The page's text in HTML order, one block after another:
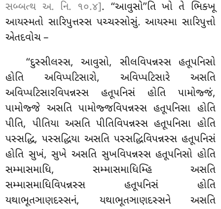
સબ્બત્થ અ. નિ. ૧૦.૪]. ‘‘આવુસો’’તિ ખો તે ભિક્ખૂ
આયસ્મતો સારિપુત્તસ્સ પચ્ચસ્સોસું. આયસ્મા સારિપુત્તો
એતદવોચ –
‘‘દુસ્સીલસ્સ, આવુસો, સીલવિપન્નસ્સ હતૂપનિસો
હોતિ અવિપ્પટિસારો, અવિપ્પટિસારે અસતિ
અવિપ્પટિસારવિપન્નસ્સ હતૂપનિસં હોતિ પામોજ્જં,
પામોજ્જે અસતિ પામોજ્જવિપન્નસ્સ હતૂપનિસા હોતિ
પીતિ, પીતિયા અસતિ પીતિવિપન્નસ્સ હતૂપનિસા હોતિ
પસ્સદ્ધિ, પસ્સદ્ધિયા અસતિ પસ્સદ્ધિવિપન્નસ્સ હતૂપનિસં
હોતિ સુખં, સુખે અસતિ સુખવિપન્નસ્સ હતૂપનિસો હોતિ
સમ્માસમાધિ, સમ્માસમાધિમ્હિ અસતિ
સમ્માસમાધિવિપન્નસ્સ હતૂપનિસં હોતિ
યથાભૂતઞાણદસ્સનં, યથાભૂતઞાણદસ્સને અસતિ